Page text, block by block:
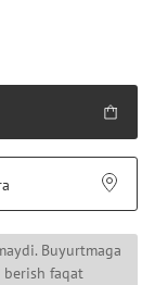
Buyurtmaga
berish faqat